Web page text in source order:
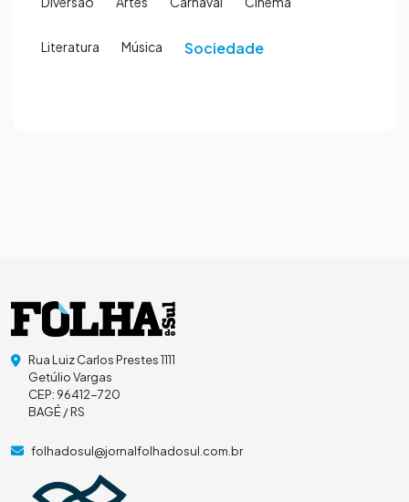
Literatura Música Sociedade
Rua Luiz Carlos Prestes 1111
Getúlio Vargas
CEP: 96412-720
BAGÉ / RS
folhadosul@jornalfolhadosul.com.br